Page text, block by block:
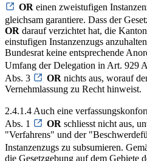
OR einen zweistufigen
gleichsam garantiere. Dass der
OR darauf verzichtet hat, die
einstufigen Instanzenzugs
Bundesrat keine entsprechende
Umfang der Delegation in Art. 929
Abs. 3
OR nichts aus, worauf
Vernehmlassung zu Recht hinweist.
2.4.1.4 Auch eine
Abs. 1
OR schliesst nicht aus,
"Verfahrens" und der
Instanzenzugs zu subsumieren.
die Gesetzgebung auf dem Gebiete